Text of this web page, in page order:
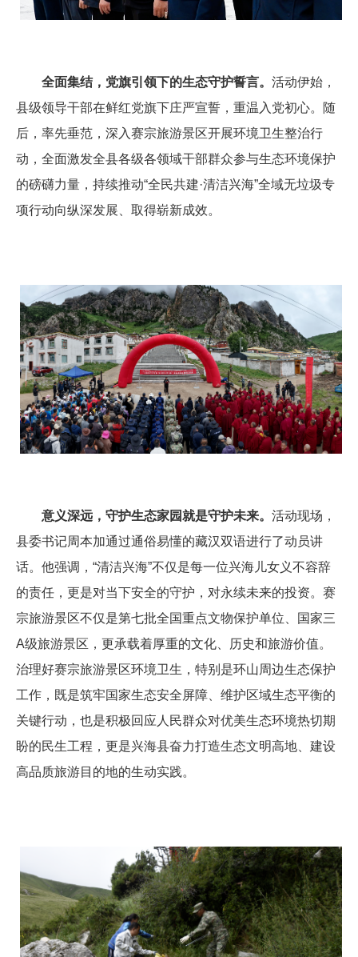
全面集结，党旗引领下的生态守护誓言。 活动伊始，
县级领导干部在鲜红党旗下庄严宣誓，重温入党初心。随
后，率先垂范，深入赛宗旅游景区开展环境卫生整治行
动，全面激发全县各级各领域干部群众参与生态环境保护
的磅礴力量，持续推动“全民共建·清洁兴海”全域无垃圾专
项行动向纵深发展、取得崭新成效。
意义深远，守护生态家园就是守护未来。 活动现场，
县委书记周本加通过通俗易懂的藏汉双语进行了动员讲
话。他强调，“清洁兴海”不仅是每一位兴海儿女义不容辞
的责任，更是对当下安全的守护，对永续未来的投资。赛
宗旅游景区不仅是第七批全国重点文物保护单位、国家三
A级旅游景区，更承载着厚重的文化、历史和旅游价值。
治理好赛宗旅游景区环境卫生，特别是环山周边生态保护
工作，既是筑牢国家生态安全屏障、维护区域生态平衡的
关键行动，也是积极回应人民群众对优美生态环境热切期
盼的民生工程，更是兴海县奋力打造生态文明高地、建设
高品质旅游目的地的生动实践。